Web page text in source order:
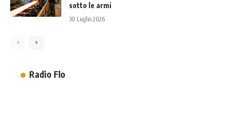
sotto le armi
30 Luglio 2026
Radio Flo